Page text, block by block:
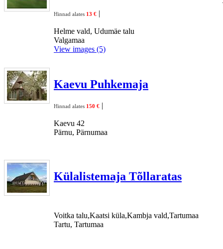
Hinnad alates 13 € |
Helme vald, Udumäe talu
Valgamaa
View images (5)
Kaevu Puhkemaja
Hinnad alates 150 € |
Kaevu 42
Pärnu, Pärnumaa
Külalistemaja Tõllaratas
Voitka talu,Kaatsi küla,Kambja vald,Tartumaa
Tartu, Tartumaa